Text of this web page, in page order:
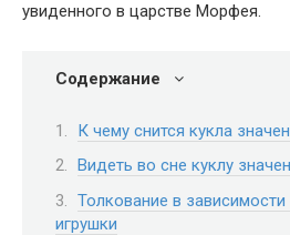
увиденного в царстве Морфея.
Содержание
К чему снится кукла
Видеть во сне куклу
Толкование в зависимости
игрушки